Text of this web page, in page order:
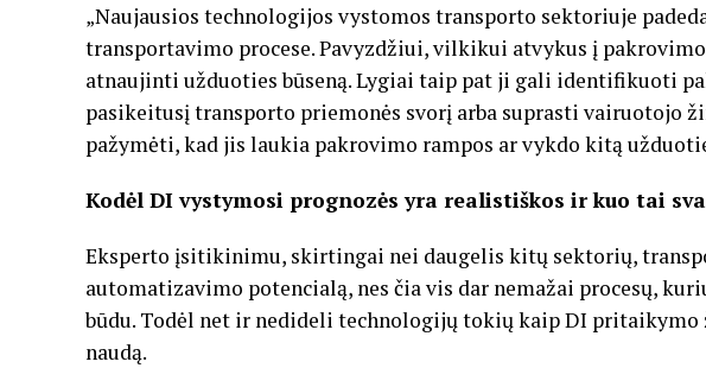
„Naujausios technologijos vystomos transporto sektoriuje
transportavimo procese. Pavyzdžiui, vilkikui atvykus į
atnaujinti užduoties būseną. Lygiai taip pat ji gali identifikuoti
pasikeitusį transporto priemonės svorį arba suprasti vairuotojo
pažymėti, kad jis laukia pakrovimo rampos ar vykdo kitą
Kodėl DI vystymosi prognozės yra realistiškos ir kuo tai
Eksperto įsitikinimu, skirtingai nei daugelis kitų sektorių,
automatizavimo potencialą, nes čia vis dar nemažai procesų,
būdu. Todėl net ir nedideli technologijų tokių kaip DI
naudą.